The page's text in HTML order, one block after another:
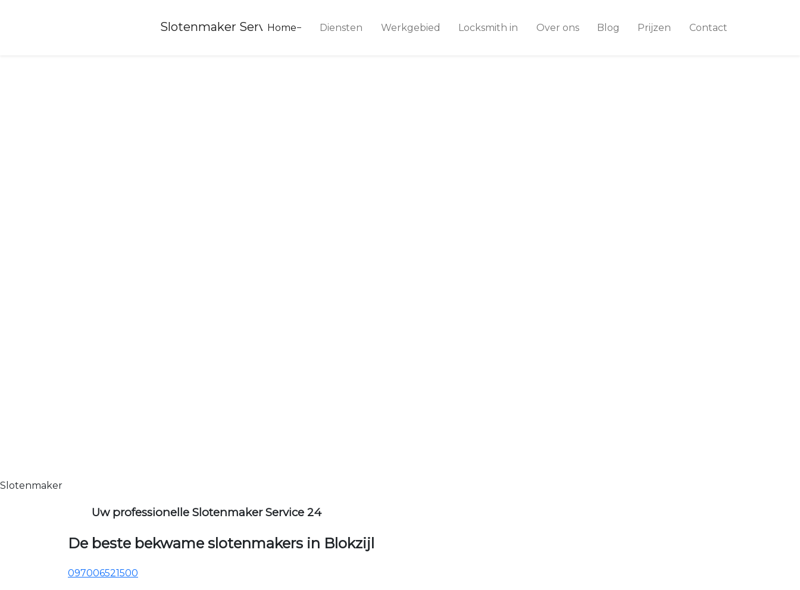
Slotenmaker Service 24
Home Diensten Werkgebied Locksmith in Over ons Blog Prijzen Contact
Slotenmaker
Uw professionelle Slotenmaker Service 24
De beste bekwame slotenmakers in Blokzijl
097006521500